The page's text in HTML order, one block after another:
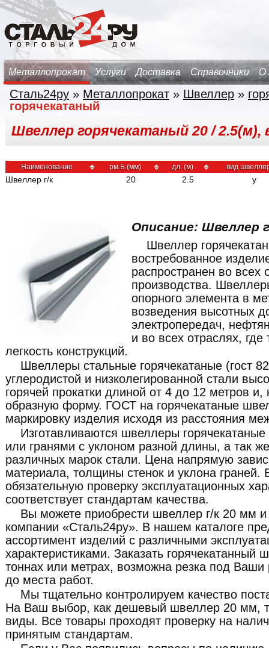
Металлопрокат Услуги Доставка Справочники О
Сталь24ру » Металлопрокат » Швеллер »
горячекатаный
Швеллер горячекатаный 20 / 2.5(м),
Наименование рм.Б (мм) дл. (м) вид
Швеллер г/к 20 2.5 у
Описание: Швеллер
Швеллер
востребованное
распространен во всех
производства.
опорного элемента в
возведения высотных
электропередач,
и во всех отраслях, где
легкость конструкций.
Швеллеры стальные горячекатаные (гост
углеродистой и низколегированной стали
горячей прокатки длиной от 4 до 12 метров
образную форму. ГОСТ на горячекатаные
маркировку изделия исходя из расстояния
Изготавливаются швеллеры
или гранями с уклоном разной длины, а так
различных марок стали. Цена напрямую
материала, толщины стенок и уклона граней.
обязательную проверку эксплуатационных
соответствует стандартам качества.
Вы можете приобрести швеллер г/к 20 мм и
компании «Сталь24ру». В нашем каталоге
ассортимент изделий с различными
характеристиками. Заказать
тоннах или метрах, возможна резка под Ваши
до места работ.
Мы тщательно контролируем качество
На Ваш выбор, как дешевый швеллер 20 мм,
виды. Все товары проходят проверку на
принятым стандартам.